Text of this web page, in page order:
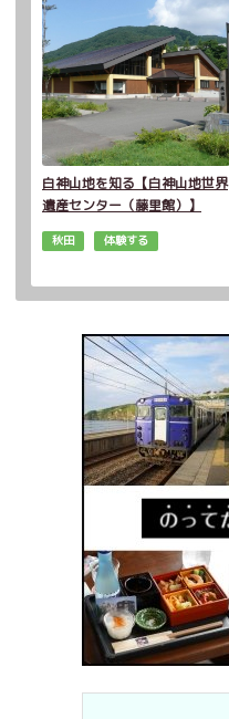
白神山地を知る【白神山地世界
遺産センター（藤里館）】
秋田 体験する